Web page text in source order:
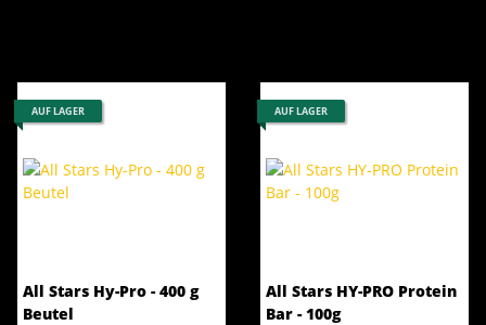
AUF LAGER
All Stars Hy-Pro - 400 g
Beutel
AUF LAGER
All Stars HY-PRO Protein
Bar - 100g